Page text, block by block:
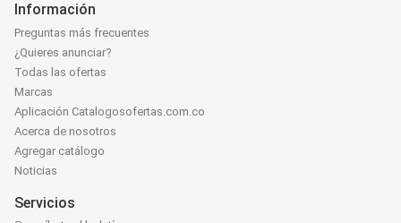
Información
Preguntas más frecuentes
¿Quieres anunciar?
Todas las ofertas
Marcas
Aplicación Catalogosofertas.com.co
Acerca de nosotros
Agregar catálogo
Noticias
Servicios